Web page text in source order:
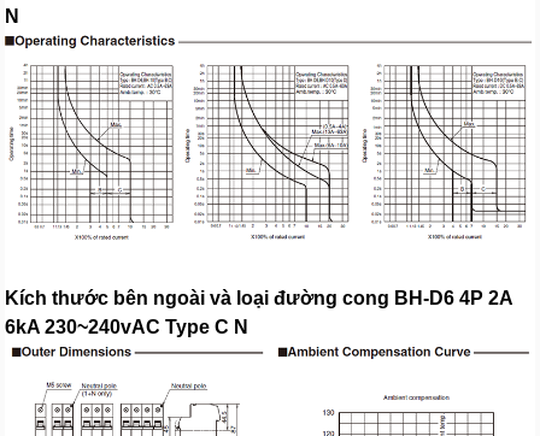
N
Kích thước bên ngoài và loại đường cong BH-D6 4P 2A
6kA 230~240vAC Type C N